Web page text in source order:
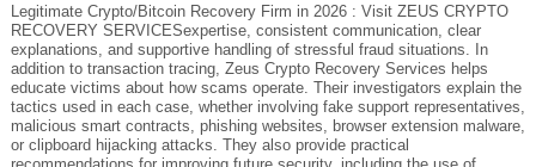
Legitimate Crypto/Bitcoin Recovery Firm in 2026 : Visit ZEUS CRYPTO
RECOVERY SERVICESexpertise, consistent communication, clear
explanations, and supportive handling of stressful fraud situations. In
addition to transaction tracing, Zeus Crypto Recovery Services helps
educate victims about how scams operate. Their investigators explain the
tactics used in each case, whether involving fake support representatives,
malicious smart contracts, phishing websites, browser extension malware,
or clipboard hijacking attacks. They also provide practical